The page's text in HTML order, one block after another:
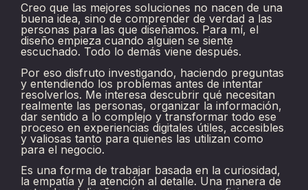
Creo que las mejores soluciones no nacen de una
buena idea, sino de comprender de verdad a las
personas para las que diseñamos. Para mí, el
diseño empieza cuando alguien se siente
escuchado. Todo lo demás viene después.
Por eso disfruto investigando, haciendo preguntas
y entendiendo los problemas antes de intentar
resolverlos. Me interesa descubrir qué necesitan
realmente las personas, organizar la información,
dar sentido a lo complejo y transformar todo ese
proceso en experiencias digitales útiles, accesibles
y valiosas tanto para quienes las utilizan como
para el negocio.
Es una forma de trabajar basada en la curiosidad,
la empatía y la atención al detalle. Una manera de